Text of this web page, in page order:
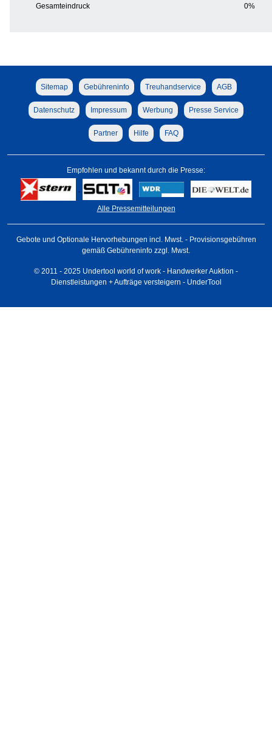
Gesamteindruck
0%
Sitemap Gebühreninfo Treuhandservice AGB
Datenschutz Impressum Werbung Presse Service
Partner Hilfe FAQ
Empfohlen und bekannt durch die Presse:
Alle Pressemitteilungen
Gebote und Optionale Hervorhebungen incl. Mwst. - Provisionsgebühren
gemäß Gebühreninfo zzgl. Mwst.
© 2011 - 2025 Undertool world of work - Handwerker Auktion -
Dienstleistungen + Aufträge versteigern - UnderTool